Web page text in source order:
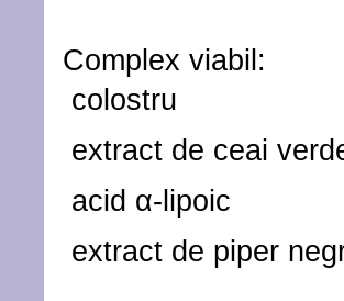
Complex viabil:
 colostru
 extract de ceai
 acid α-lipoic
 extract de piper